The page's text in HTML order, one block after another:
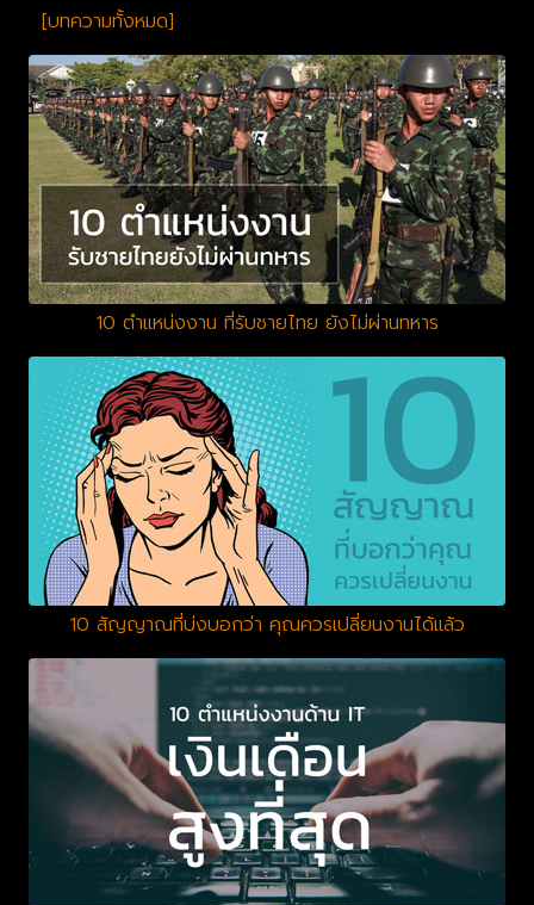
[บทความทั้งหมด]
10 ตำแหน่งงาน ที่รับชายไทย ยังไม่ผ่านทหาร
10 สัญญาณที่บ่งบอกว่า คุณควรเปลี่ยนงานได้แล้ว